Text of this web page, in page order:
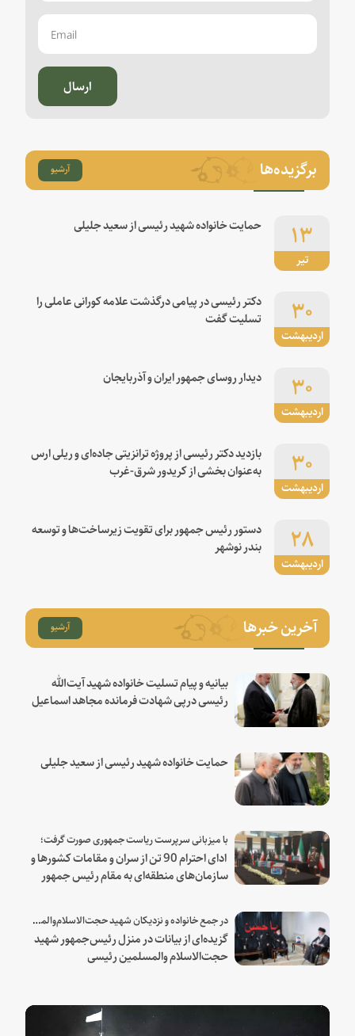
ارسال
برگزیده‌ها آرشیو
تیر
۱۳ حمایت خانواده شهید رئیسی از سعید جلیلی
اردیبهشت
۳۰
دکتر رئیسی در پیامی درگذشت علامه کورانی عاملی را
تسلیت گفت
اردیبهشت
۳۰ دیدار روسای جمهور ایران و آذربایجان
اردیبهشت
۳۰
بازدید دکتر رئیسی از پروژه ترانزیتی جاده‌ای و ریلی ارس
به‌عنوان بخشی از کریدور شرق-غرب
اردیبهشت
۲۸
دستور رئیس جمهور برای تقویت زیرساخت‌ها و توسعه
بندر نوشهر
آخرین خبرها آرشیو
بیانیه و پیام تسلیت خانواده شهید آیت‌الله
رئیسی درپی شهادت فرمانده مجاهد اسماعیل
حمایت خانواده شهید رئیسی از سعید جلیلی
با میزبانی سرپرست ریاست جمهوری صورت گرفت؛
ادای احترام 90 تن از سران و مقامات کشورها و
سازمان‌های منطقه‌ای به مقام رئیس جمهور
در جمع خانواده و نزدیکان شهید حجت‌الاسلام‌والمسلمین رئیسی:
گزیده‌ای از بیانات در منزل رئیس‌جمهور شهید
حجت‌الاسلام والمسلمین رئیسی